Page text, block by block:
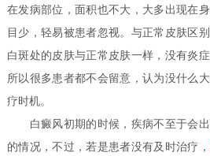
在发病部位，面积也不大，大多出现在
目少，轻易被患者忽视。与正常皮肤区
白斑处的皮肤与正常皮肤一样，没有炎
所以很多患者都不会留意，认为没什么
疗时机。
白癜风初期的时候，疾病不至于会出
的情况，不过，若是患者没有及时治疗，